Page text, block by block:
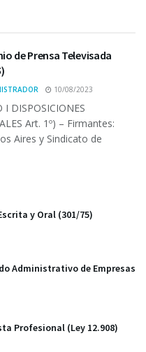
de Prensa Televisada
10/08/2023
I DISPOSICIONES
Art. 1º) – Firmantes:
Aires y Sindicato de
y Oral (301/75)
Administrativo de Empresas
Profesional (Ley 12.908)